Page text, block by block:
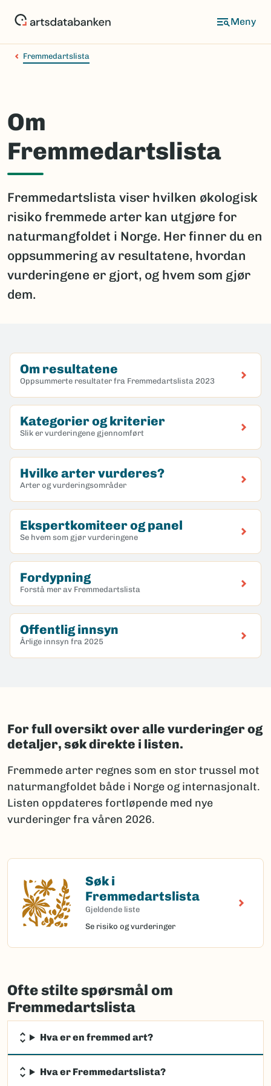
Fremmedartslista
Om
Fremmedartslista
Fremmedartslista viser hvilken økologisk
risiko fremmede arter kan utgjøre for
naturmangfoldet i Norge. Her finner du en
oppsummering av resultatene, hvordan
vurderingene er gjort, og hvem som gjør
dem.
Om resultatene
Oppsummerte resultater fra Fremmedartslista 2023
Kategorier og kriterier
Slik er vurderingene gjennomført
Hvilke arter vurderes?
Arter og vurderingsområder
Ekspertkomiteer og panel
Se hvem som gjør vurderingene
Fordypning
Forstå mer av Fremmedartslista
Offentlig innsyn
Årlige innsyn fra 2025
For full oversikt over alle vurderinger og
detaljer, søk direkte i listen.
Fremmede arter regnes som en stor trussel mot
naturmangfoldet både i Norge og internasjonalt.
Listen oppdateres fortløpende med nye
vurderinger fra våren 2026.
Søk i
Fremmedartslista
Gjeldende liste
Se risiko og vurderinger
Søk i Fremmedartslista
Ofte stilte spørsmål om
Fremmedartslista
Hva er en fremmed art?
Hva er Fremmedartslista?